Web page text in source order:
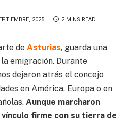
2025 2 MINS READ
de Asturias, guarda una
emigración. Durante
dejaron atrás el concejo
en América, Europa o en
Aunque marcharon
firme con su tierra de